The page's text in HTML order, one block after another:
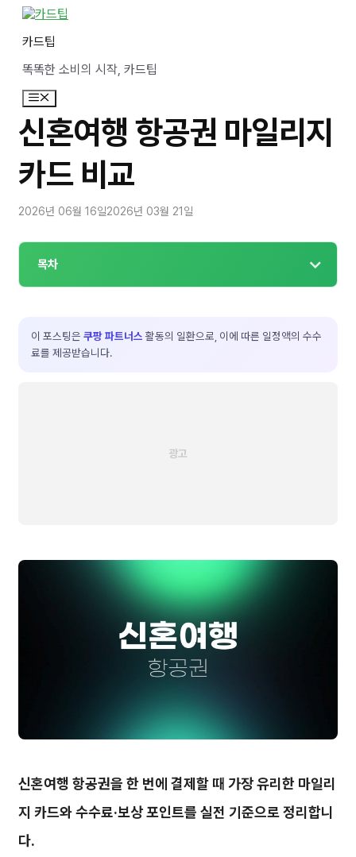
카드팁
똑똑한 소비의 시작, 카드팁
메
뉴
신혼여행 항공권 마일리지
카드 비교
2026년 06월 16일2026년 03월 21일
목차
이 포스팅은 쿠팡 파트너스 활동의 일환으로, 이에 따른 일정액의 수수
료를 제공받습니다.
신혼여행 항공권을 한 번에 결제할 때 가장 유리한 마일리
지 카드와 수수료·보상 포인트를 실전 기준으로 정리합니
다.